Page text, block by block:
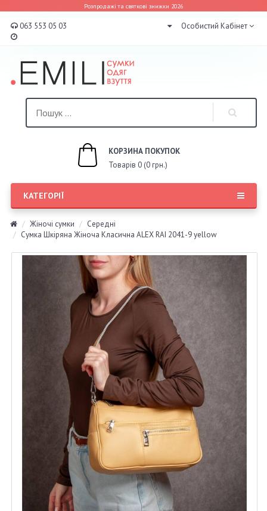
Розпродажі та святкові знижки 2026
063 553 05 03 Особистий Кабінет
КОРЗИНА ПОКУПОК
Товарів 0 (0 грн.)
КАТЕГОРІЇ
Жіночі сумки
Середні
Сумка Шкіряна Жіноча Класична ALEX RAI 2041-9 yellow